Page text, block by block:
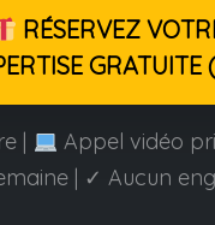
RÉSERVEZ
GRATUITE
| Appel vidéo
| ✓ Aucun